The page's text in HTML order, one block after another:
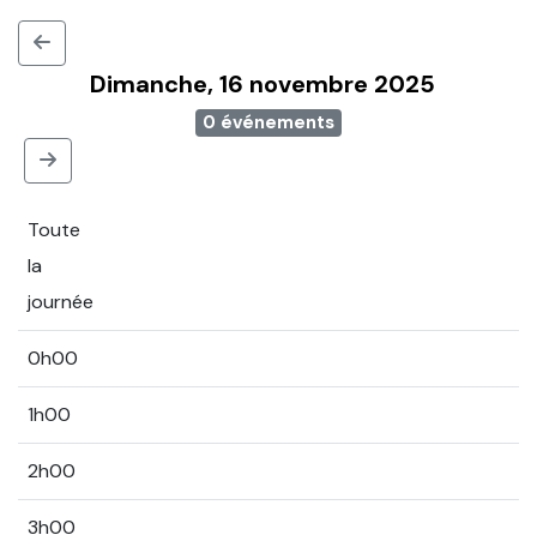
Dimanche, 16 novembre 2025
0 événements
Toute
la
journée
0h00
1h00
2h00
3h00